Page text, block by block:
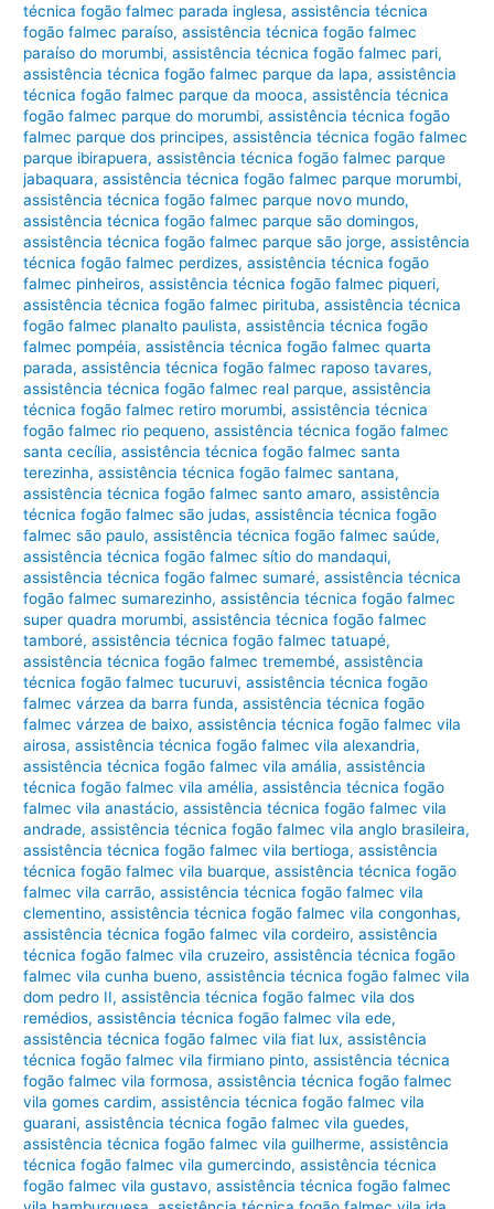
técnica fogão falmec parada inglesa,assistência técnica
fogão falmec paraíso,assistência técnica fogão falmec
paraíso do morumbi,assistência técnica fogão falmec pari,
assistência técnica fogão falmec parque da lapa,assistência
técnica fogão falmec parque da mooca,assistência técnica
fogão falmec parque do morumbi,assistência técnica fogão
falmec parque dos principes,assistência técnica fogão falmec
parque ibirapuera,assistência técnica fogão falmec parque
jabaquara,assistência técnica fogão falmec parque morumbi,
assistência técnica fogão falmec parque novo mundo,
assistência técnica fogão falmec parque são domingos,
assistência técnica fogão falmec parque são jorge,assistência
técnica fogão falmec perdizes,assistência técnica fogão
falmec pinheiros,assistência técnica fogão falmec piqueri,
assistência técnica fogão falmec pirituba,assistência técnica
fogão falmec planalto paulista,assistência técnica fogão
falmec pompéia,assistência técnica fogão falmec quarta
parada,assistência técnica fogão falmec raposo tavares,
assistência técnica fogão falmec real parque,assistência
técnica fogão falmec retiro morumbi,assistência técnica
fogão falmec rio pequeno,assistência técnica fogão falmec
santa cecília,assistência técnica fogão falmec santa
terezinha,assistência técnica fogão falmec santana,
assistência técnica fogão falmec santo amaro,assistência
técnica fogão falmec são judas,assistência técnica fogão
falmec são paulo,assistência técnica fogão falmec saúde,
assistência técnica fogão falmec sítio do mandaqui,
assistência técnica fogão falmec sumaré,assistência técnica
fogão falmec sumarezinho,assistência técnica fogão falmec
super quadra morumbi,assistência técnica fogão falmec
tamboré,assistência técnica fogão falmec tatuapé,
assistência técnica fogão falmec tremembé,assistência
técnica fogão falmec tucuruvi,assistência técnica fogão
falmec várzea da barra funda,assistência técnica fogão
falmec várzea de baixo,assistência técnica fogão falmec vila
airosa,assistência técnica fogão falmec vila alexandria,
assistência técnica fogão falmec vila amália,assistência
técnica fogão falmec vila amélia,assistência técnica fogão
falmec vila anastácio,assistência técnica fogão falmec vila
andrade,assistência técnica fogão falmec vila anglo brasileira,
assistência técnica fogão falmec vila bertioga,assistência
técnica fogão falmec vila buarque,assistência técnica fogão
falmec vila carrão,assistência técnica fogão falmec vila
clementino,assistência técnica fogão falmec vila congonhas,
assistência técnica fogão falmec vila cordeiro,assistência
técnica fogão falmec vila cruzeiro,assistência técnica fogão
falmec vila cunha bueno,assistência técnica fogão falmec vila
dom pedro II,assistência técnica fogão falmec vila dos
remédios,assistência técnica fogão falmec vila ede,
assistência técnica fogão falmec vila fiat lux,assistência
técnica fogão falmec vila firmiano pinto,assistência técnica
fogão falmec vila formosa,assistência técnica fogão falmec
vila gomes cardim,assistência técnica fogão falmec vila
guarani,assistência técnica fogão falmec vila guedes,
assistência técnica fogão falmec vila guilherme,assistência
técnica fogão falmec vila gumercindo,assistência técnica
fogão falmec vila gustavo,assistência técnica fogão falmec